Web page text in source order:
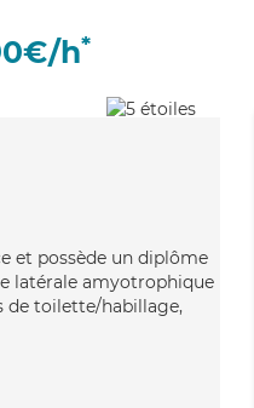
h*
et possède un diplôme
latérale amyotrophique
de toilette/habillage,